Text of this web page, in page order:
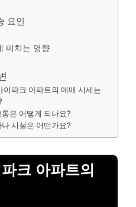
요인
미치는 영향
이파크 아파트의 매매 시세는
은 어떻게 되나요?
시설은 어떤가요?
크 아파트의